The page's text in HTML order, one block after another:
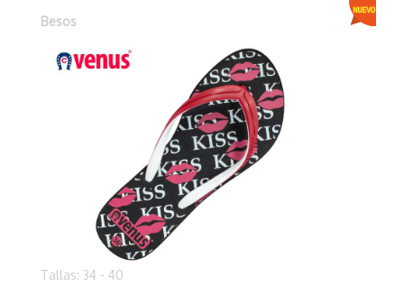
Besos
Tallas: 34 - 40